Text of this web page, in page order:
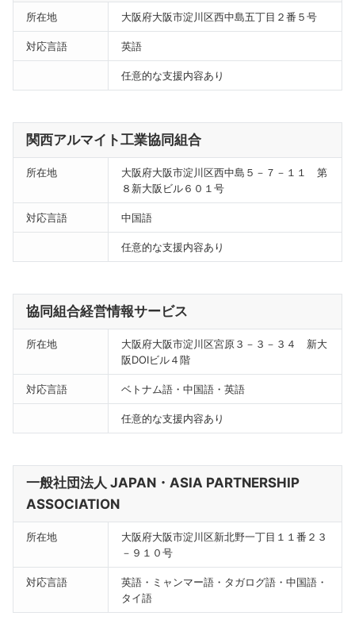
所在地 大阪府大阪市淀川区西中島五丁目２番５号
対応言語 英語
任意的な支援内容あり
関西アルマイト工業協同組合
所在地
大阪府大阪市淀川区西中島５－７－１１ 第
８新大阪ビル６０１号
対応言語 中国語
任意的な支援内容あり
協同組合経営情報サービス
所在地
大阪府大阪市淀川区宮原３－３－３４ 新大
阪DOIビル４階
対応言語 ベトナム語・中国語・英語
任意的な支援内容あり
一般社団法人 JAPAN・ASIA PARTNERSHIP
ASSOCIATION
所在地
大阪府大阪市淀川区新北野一丁目１１番２３
－９１０号
対応言語
英語・ミャンマー語・タガログ語・中国語・
タイ語